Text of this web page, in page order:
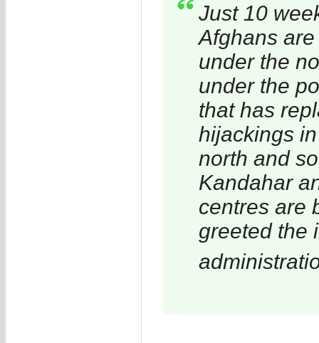
Just 10
Afghans
under the
under the
that has
hijackings
north and
Kandahar
centres are
greeted the